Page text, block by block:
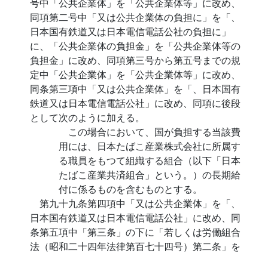
同項第二号中「又は公共企業体の負担に」を「、
日本国有鉄道又は日本電信電話公社の負担に」
に、「公共企業体の負担金」を「公共企業体等の
負担金」に改め、同項第三号から第五号までの規
定中「公共企業体」を「公共企業体等」に改め、
同条第三項中「又は公共企業体」を「、日本国有
鉄道又は日本電信電話公社」に改め、同項に後段
として次のように加える。
この場合において、国が負担する当該費
用には、日本たばこ産業株式会社に所属す
る職員をもつて組織する組合（以下「日本
たばこ産業共済組合」という。）の長期給
付に係るものを含むものとする。
第九十九条第四項中「又は公共企業体」を「、
日本国有鉄道又は日本電信電話公社」に改め、同
条第五項中「第三条」の下に「若しくは労働組合
法（昭和二十四年法律第百七十四号）第二条」を